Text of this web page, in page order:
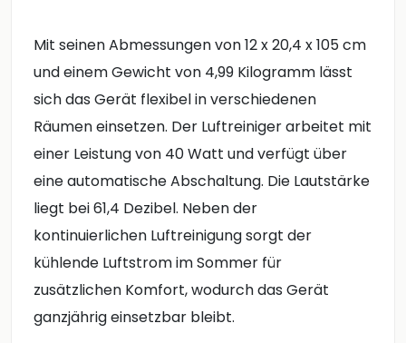
Mit seinen Abmessungen von 12 x 20,4 x 105 cm
und einem Gewicht von 4,99 Kilogramm lässt
sich das Gerät flexibel in verschiedenen
Räumen einsetzen. Der Luftreiniger arbeitet mit
einer Leistung von 40 Watt und verfügt über
eine automatische Abschaltung. Die Lautstärke
liegt bei 61,4 Dezibel. Neben der
kontinuierlichen Luftreinigung sorgt der
kühlende Luftstrom im Sommer für
zusätzlichen Komfort, wodurch das Gerät
ganzjährig einsetzbar bleibt.